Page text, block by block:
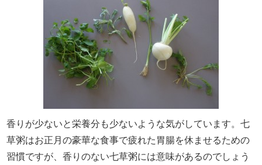
香りが少ないと栄養分も少ないような気がしています。七
草粥はお正月の豪華な食事で疲れた胃腸を休ませるための
習慣ですが、香りのない七草粥には意味があるのでしょう